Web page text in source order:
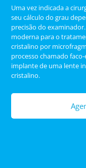
Uma vez indicada a
seu cálculo do grau
precisão do
moderna para o
cristalino por
processo chamado
implante de uma lente
cristalino.